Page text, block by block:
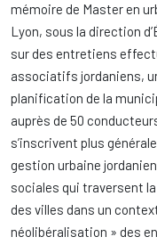
mémoire de Master en
Lyon, sous la direction
sur des entretiens
associatifs jordaniens,
planification de la
auprès de 50
s’inscrivent plus
gestion urbaine
sociales qui traversent
des villes dans un
néolibéralisation » des